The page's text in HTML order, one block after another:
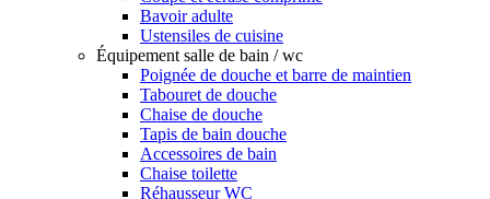
Bavoir adulte
Ustensiles de cuisine
Équipement salle de bain / wc
Poignée de douche et barre de maintien
Tabouret de douche
Chaise de douche
Tapis de bain douche
Accessoires de bain
Chaise toilette
Réhausseur WC